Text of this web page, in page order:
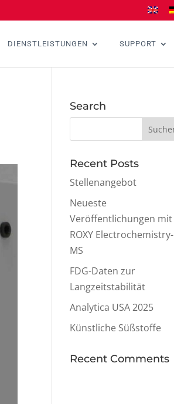
DIENSTLEISTUNGEN SUPPORT
Search
Recent Posts
Stellenangebot
Neueste
Veröffentlichungen mit
ROXY Electrochemistry-
MS
FDG-Daten zur
Langzeitstabilität
Analytica USA 2025
Künstliche Süßstoffe
Recent Comments